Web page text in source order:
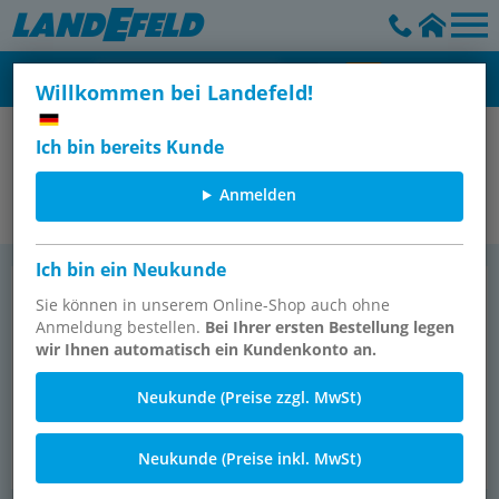
Willkommen bei Landefeld!
Ich bin bereits Kunde
Anmelden
Ich bin ein Neukunde
Sie können in unserem Online-Shop auch ohne
Anmeldung bestellen. Bei Ihrer ersten Bestellung legen
wir Ihnen automatisch ein Kundenkonto an.
Neukunde (Preise zzgl. MwSt)
Neukunde (Preise inkl. MwSt)
IMI Norgren
Druckschalter
sensoren
4 Ar­ti­kel